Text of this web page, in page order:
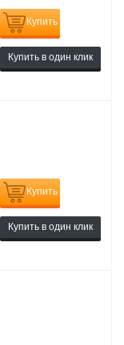
Купить
Купить в один клик
Купить
Купить в один клик